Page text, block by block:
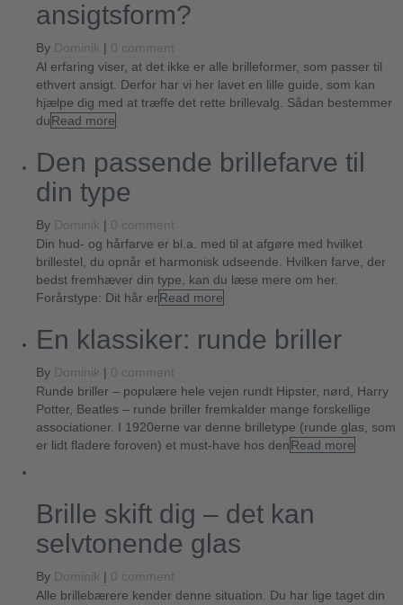
ansigtsform?
By Dominik | 0 comment
Al erfaring viser, at det ikke er alle brilleformer, som passer til
ethvert ansigt. Derfor har vi her lavet en lille guide, som kan
hjælpe dig med at træffe det rette brillevalg. Sådan bestemmer
duRead more
Den passende brillefarve til
din type
By Dominik | 0 comment
Din hud- og hårfarve er bl.a. med til at afgøre med hvilket
brillestel, du opnår et harmonisk udseende. Hvilken farve, der
bedst fremhæver din type, kan du læse mere om her.
Forårstype: Dit hår erRead more
En klassiker: runde briller
By Dominik | 0 comment
Runde briller – populære hele vejen rundt Hipster, nørd, Harry
Potter, Beatles – runde briller fremkalder mange forskellige
associationer. I 1920erne var denne brilletype (runde glas, som
er lidt fladere foroven) et must-have hos denRead more
Brille skift dig – det kan
selvtonende glas
By Dominik | 0 comment
Alle brillebærere kender denne situation. Du har lige taget din